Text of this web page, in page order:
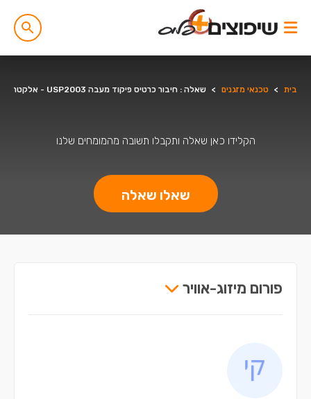
בית > טכנאי מזגנים > שאלה : חיבור כרטיס פיקוד מעבה USP2003 - אלקטרה
הקלידו כאן שאלה ותקבלו תשובה מהמומחים שלנו
שאלו שאלה
פורום מיזוג-אוויר